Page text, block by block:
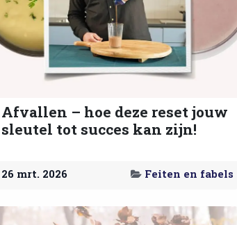
Afvallen – hoe deze reset jouw
sleutel tot succes kan zijn!
26 mrt. 2026 Feiten en fabels